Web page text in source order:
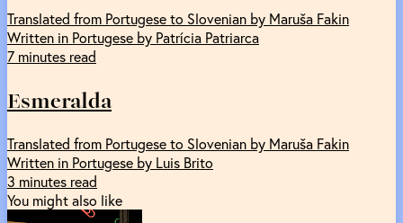
Translated from Portugese to Slovenian by Maruša Fakin
Written in Portugese by Patrícia Patriarca
7 minutes read
Esmeralda
Translated from Portugese to Slovenian by Maruša Fakin
Written in Portugese by Luis Brito
3 minutes read
You might also like